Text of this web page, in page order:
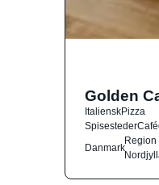
Golden
ItalienskPizza
Spisesteder
Danmark
Region